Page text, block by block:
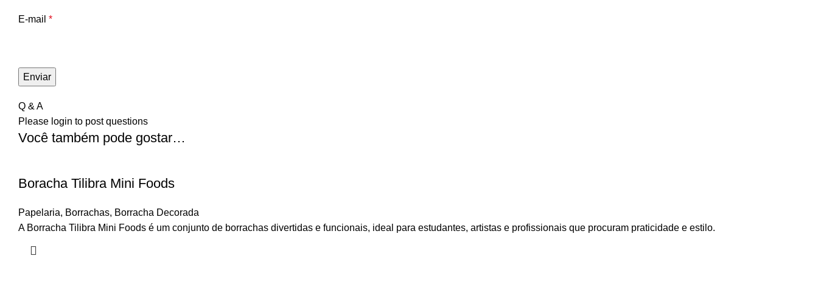
E-mail *
Q & A
Please login to post questions
Você também pode gostar…
Boracha Tilibra Mini Foods
Papelaria, Borrachas, Borracha Decorada
A Borracha Tilibra Mini Foods é um conjunto de borrachas divertidas e funcionais, ideal para estudantes, artistas e profissionais que procuram praticidade e estilo.